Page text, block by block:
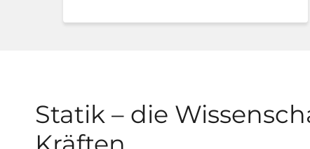
Statik – die